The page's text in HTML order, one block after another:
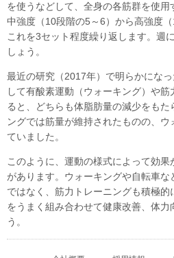
を使うなどして、全身の各筋群を使用
中強度（10段階の5～6）から高強度
これを3セット程度繰り返します。週
しょう。
最近の研究（2017年）で明らかにな
して有酸素運動（ウォーキング）や
ると、どちらも体脂肪量の減少をも
ングでは筋量が維持されたものの、
ていました。
このように、運動の様式によって効
があります。ウォーキングや自転車
ではなく、筋力トレーニングも積極
をうまく組み合わせて健康改善、体力
う。